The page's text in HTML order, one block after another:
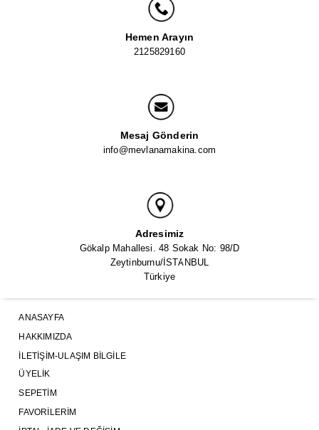
Hemen Arayın
2125829160
Mesaj Gönderin
info@mevlanamakina.com
Adresimiz
Gökalp Mahallesi. 48 Sokak No: 98/D
Zeytinburnu/İSTANBUL
Türkiye
ANASAYFA
HAKKIMIZDA
İLETIŞIM-ULAŞIM BILGILE
ÜYELIK
SEPETIM
FAVORILERIM